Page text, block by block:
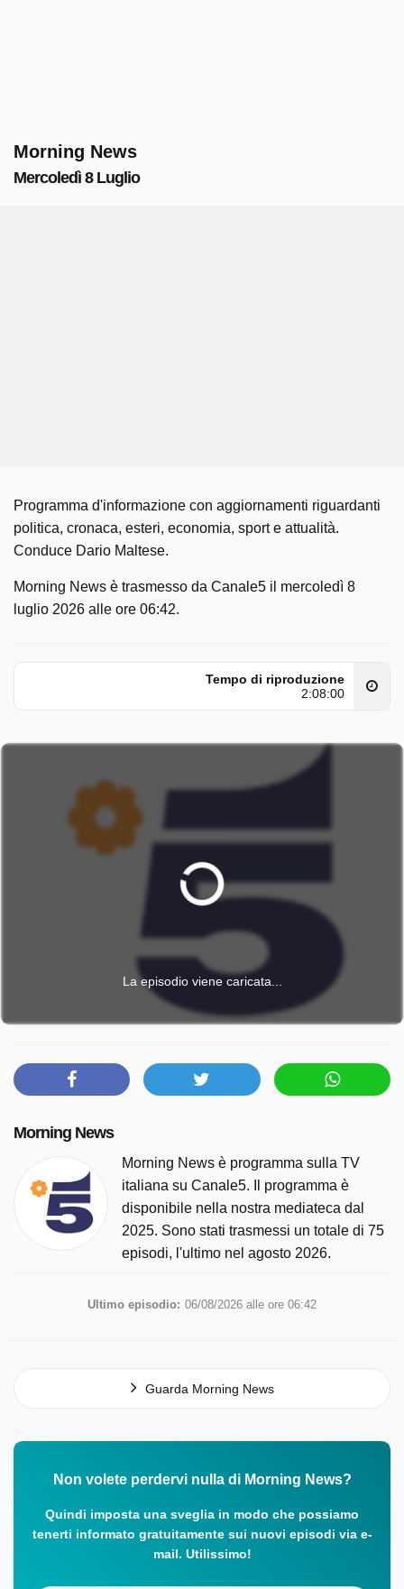
Morning News
Mercoledì 8 Luglio
Programma d'informazione con aggiornamenti riguardanti
politica, cronaca, esteri, economia, sport e attualità.
Conduce Dario Maltese.
Morning News è trasmesso da Canale5 il mercoledì 8
luglio 2026 alle ore 06:42.
Tempo di riproduzione
2:08:00
La episodio viene caricata...
Morning News
Morning News è programma sulla TV
italiana su Canale5. Il programma è
disponibile nella nostra mediateca dal
2025. Sono stati trasmessi un totale di 75
episodi, l'ultimo nel agosto 2026.
Ultimo episodio: 06/08/2026 alle ore 06:42
Guarda Morning News
Non volete perdervi nulla di Morning News?
Quindi imposta una sveglia in modo che possiamo
tenerti informato gratuitamente sui nuovi episodi via e-
mail. Utilissimo!